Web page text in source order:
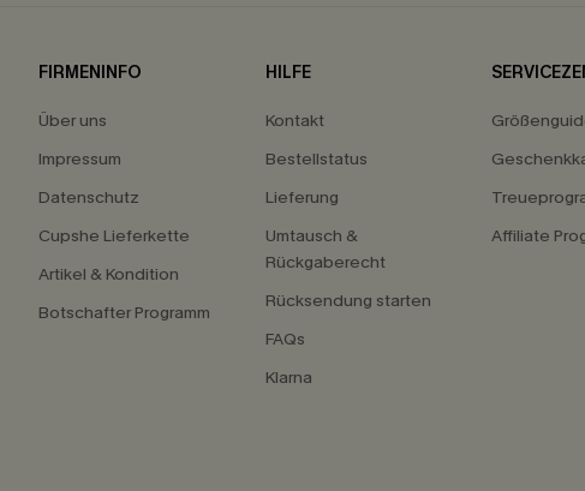
FIRMENINFO
Über uns
Impressum
Datenschutz
Cupshe Lieferkette
Artikel & Kondition
Botschafter Programm
HILFE
Kontakt
Bestellstatus
Lieferung
Umtausch &
Rückgaberecht
Rücksendung starten
FAQs
Klarna
Affiliate